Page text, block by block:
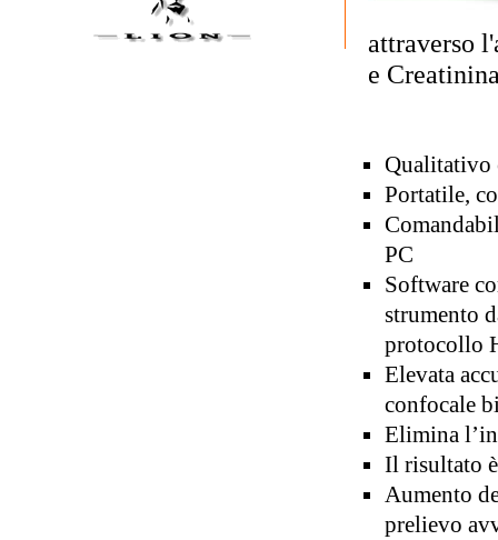
attraverso
e C
Qualitativo
Portatile,
PC
Software
strumento
protocollo
Elevata
confocale
Elimina
Il risultato
Aumento
prelievo